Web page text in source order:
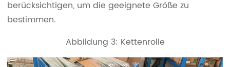
berücksichtigen, um die geeignete Größe zu
bestimmen.
Abbildung 3: Kettenrolle